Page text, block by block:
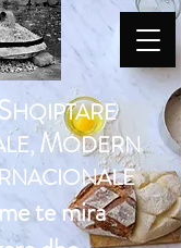
HQIPTARE
MODERN
te mira